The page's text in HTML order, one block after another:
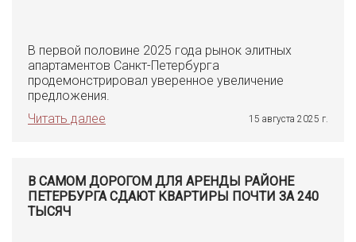
В первой половине 2025 года рынок элитных
апартаментов Санкт-Петербурга
продемонстрировал уверенное увеличение
предложения.
Читать далее
15 августа 2025 г.
В САМОМ ДОРОГОМ ДЛЯ АРЕНДЫ РАЙОНЕ
ПЕТЕРБУРГА СДАЮТ КВАРТИРЫ ПОЧТИ ЗА 240
ТЫСЯЧ